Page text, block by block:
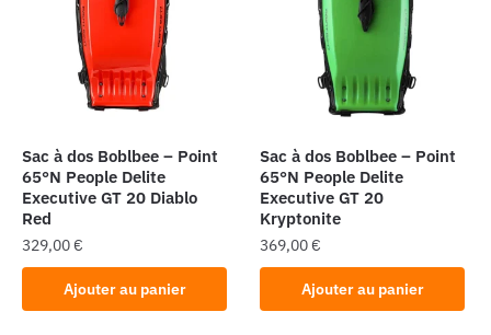
Sac à dos Boblbee – Point
65°N People Delite
Executive GT 20 Diablo
Red
329,00€
Ajouter au panier
Sac à dos Boblbee – Point
65°N People Delite
Executive GT 20
Kryptonite
369,00€
Ajouter au panier